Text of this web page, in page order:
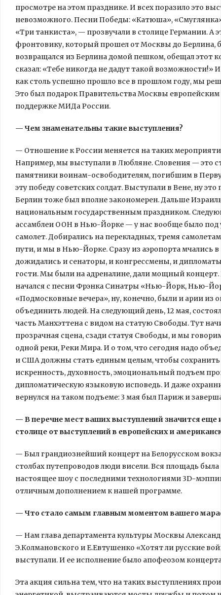
просмотре на этом празднике. И всех поразило это
невозможного. Песни Победы: «Катюша»,
«Три танкиста», — прозвучали в столице Германии. А
фронтовику, который прошел от Москвы до Берлина,
возвращался из Берлина домой пешком, обещал этот
сказал: «Тебе никогда не дадут такой возможности!»
как столь успешно прошло все в прошлом году, мы
Это был подарок Правительства Москвы
поддержке МИДа России.
— Чем знаменательны такие выступления?
— Отношение к России меняется на таких
Например, мы выступали в Любляне. Словения — это
памятники воинам-освободителям, погибшим в
эту победу советских солдат. Выступали в Вене, ну
Берлин тоже был вполне закономерен. Дальше
национальным государственным праздником.
ассамблеи ООН в Нью-Йорке — у нас вообще было под
самолет. Добирались на перекладных, тремя
пути, и мы в Нью-Йорке. Сразу из аэропорта мчались
дожидались и сенаторы, и конгрессмены, и
гости. Мы были на адреналине, дали мощный
начался с песни Фрэнка Синатры «Нью-Йорк, Нью-
«Подмосковные вечера», ну, конечно, были и арии из
объединить людей. На следующий день, 12 мая,
часть Манхэттена с видом на статую Свободы. Тут
прозрачная сцена, сзади статуя Свободы, и мы
одной реки, Реки Мира. И о том, что сегодня надо
и США должны стать единым целым, чтобы сохранить
искренность, духовность, эмоциональный подъем
дипломатическую языковую исповедь. И даже
вернулся на таком подъеме: 3 мая был Париж и
— В перечне мест ваших выступлений значится
столице от выступлений в европейских и
— Был грандиознейший концерт на Белорусском
столбах путепроводов люди висели. Вся площадь
настоящее шоу с последними технологиями 3D-
отличным дополнением к нашей программе.
— Что стало самым главным моментом вашего
— Нам глава департамента культуры Москвы
Э.Колмановского и Е.Евтушенко «Хотят ли русские
выступали. И ее исполнение было апофеозом
Эта акция сильна тем, что на таких выступлениях